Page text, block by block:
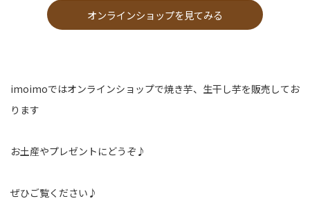
オンラインショップを見てみる
imoimoではオンラインショップで焼き芋、生干し芋を販売してお
ります
お土産やプレゼントにどうぞ♪
ぜひご覧ください♪